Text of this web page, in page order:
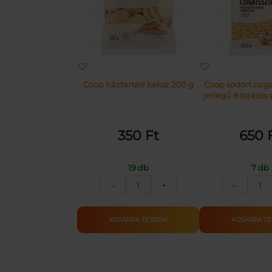
Coop háztartási keksz 200 g
350 Ft
19 db
–
COOP
KEKSZ
200G
+
KOSÁRBA TESZEM
Coop sodort
jellegű 8 tojásos
650
7 db
–
KOSÁRBA